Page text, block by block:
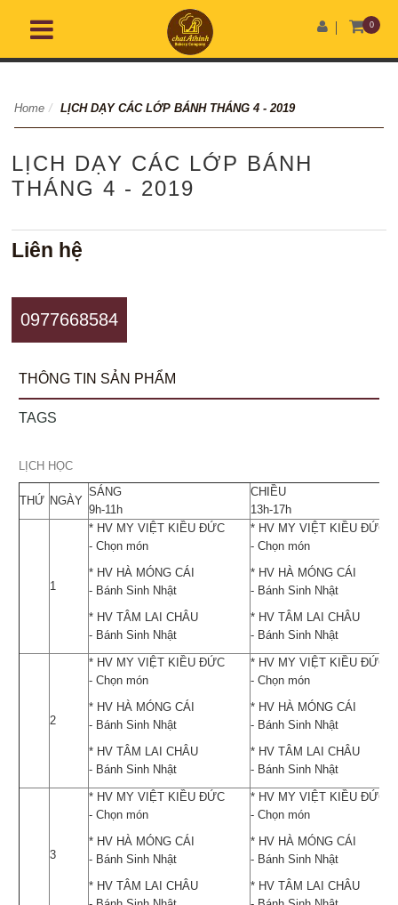
0
Home / LỊCH DẠY CÁC LỚP BÁNH THÁNG 4 - 2019
LỊCH DẠY CÁC LỚP BÁNH
THÁNG 4 - 2019
Liên hệ
0977668584
THÔNG TIN SẢN PHẨM
TAGS
LỊCH HỌC
THỨ NGÀY
SÁNG
9h-11h
CHIỀU
13h-17h
1
* HV MY VIỆT KIỀU ĐỨC
- Chọn món
* HV HÀ MÓNG CÁI
- Bánh Sinh Nhật
* HV TÂM LAI CHÂU
- Bánh Sinh Nhật
* HV MY VIỆT KIỀU ĐỨC
- Chọn món
* HV HÀ MÓNG CÁI
- Bánh Sinh Nhật
* HV TÂM LAI CHÂU
- Bánh Sinh Nhật
2
* HV MY VIỆT KIỀU ĐỨC
- Chọn món
* HV HÀ MÓNG CÁI
- Bánh Sinh Nhật
* HV TÂM LAI CHÂU
- Bánh Sinh Nhật
* HV MY VIỆT KIỀU ĐỨC
- Chọn món
* HV HÀ MÓNG CÁI
- Bánh Sinh Nhật
* HV TÂM LAI CHÂU
- Bánh Sinh Nhật
3
* HV MY VIỆT KIỀU ĐỨC
- Chọn món
* HV HÀ MÓNG CÁI
- Bánh Sinh Nhật
* HV TÂM LAI CHÂU
* HV MY VIỆT KIỀU ĐỨC
- Chọn món
* HV HÀ MÓNG CÁI
- Bánh Sinh Nhật
* HV TÂM LAI CHÂU